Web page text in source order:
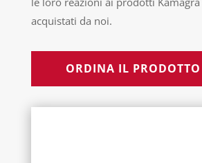
acquistati da noi.
ORDINA IL PRODOTTO